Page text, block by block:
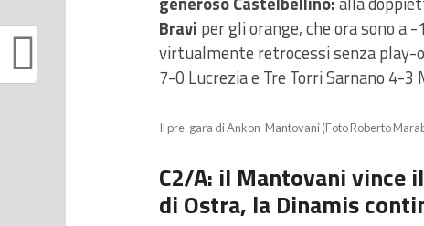
Bravi per gli orange, che ora sono a
virtualmente retrocessi senza play-
7-0 Lucrezia e Tre Torri Sarnano 4-3
Il pre-gara di Ankon-Mantovani (Foto Roberto
C2/A: il Mantovani vince
di Ostra, la Dinamis